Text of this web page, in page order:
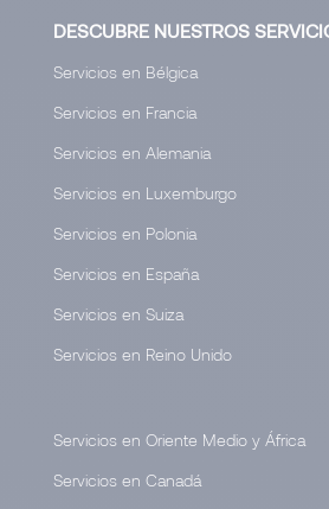
DESCUBRE NUESTROS
Servicios en Bélgica
Servicios en Francia
Servicios en Alemania
Servicios en Luxemburgo
Servicios en Polonia
Servicios en España
Servicios en Suiza
Servicios en Reino Unido
Servicios en Oriente Medio y África
Servicios en Canadá